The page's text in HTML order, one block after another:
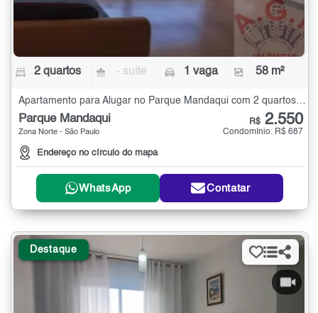
2 quartos - suíte 1 vaga 58 m²
Apartamento para Alugar no Parque Mandaqui com 2 quartos - 58 m²
Parque Mandaqui
Zona Norte - São Paulo
Endereço no círculo do mapa
R$ 2.550
Condomínio: R$ 687
WhatsApp Contatar
Destaque